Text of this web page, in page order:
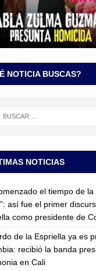
NOTICIA BUSCAS?
NOTICIAS
el tiempo de
así fue el primer
como presidente de
de la Espriella ya es
recibió la banda
en Cali